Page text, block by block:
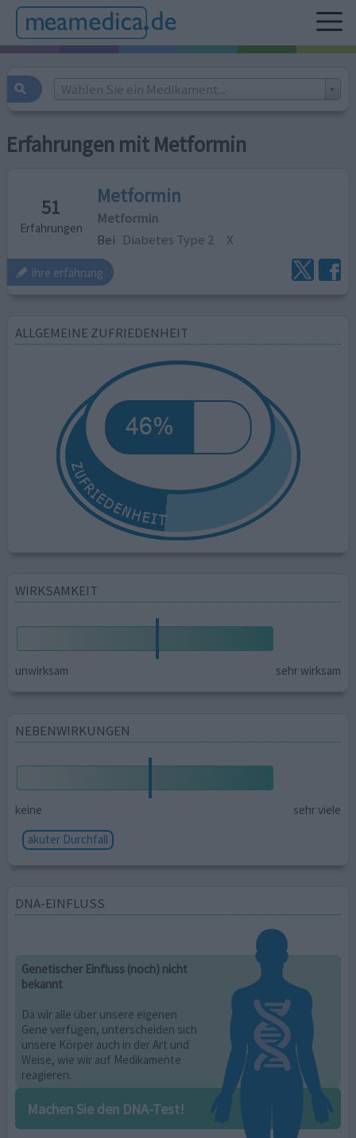
Wählen Sie ein Medikament...
Erfahrungen mit Metformin
51
Erfahrungen
Metformin
Metformin
Bei Diabetes Type 2 X
ihre erfahrung
ALLGEMEINE ZUFRIEDENHEIT
WIRKSAMKEIT
unwirksam sehr wirksam
NEBENWIRKUNGEN
keine
sehr viele
akuter Durchfall
DNA-EINFLUSS
Genetischer Einfluss (noch) nicht
bekannt
Da wir alle über unsere eigenen
Gene verfügen, unterscheiden sich
unsere Körper auch in der Art und
Weise, wie wir auf Medikamente
reagieren.
Machen Sie den DNA-Test!